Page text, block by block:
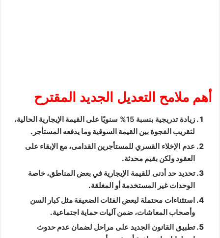
أهم ملامح التعديل الجديد المقترح
زيادة تدريجية بنسبة 15% سنويًا
على القيمة الإيجارية الحالية،
لتقريب الفجوة بين القيمة السوقية وما يدفعه المستأجر.
عدم الإخلاء القسري للمستأجرين القدامى، مع الإبقاء على
العقود ولكن بقيم محدثة.
تحديد حد أدنى للقيمة الإيجارية في بعض المناطق، خاصة
الوحدات غير المستخدمة أو المغلقة.
استثناءات محتملة لبعض الفئات الضعيفة مثل كبار السن
وأصحاب المعاشات، ضمن آليات حماية اجتماعية.
تطبيق القانون الجديد على مراحل لضمان عدم حدوث